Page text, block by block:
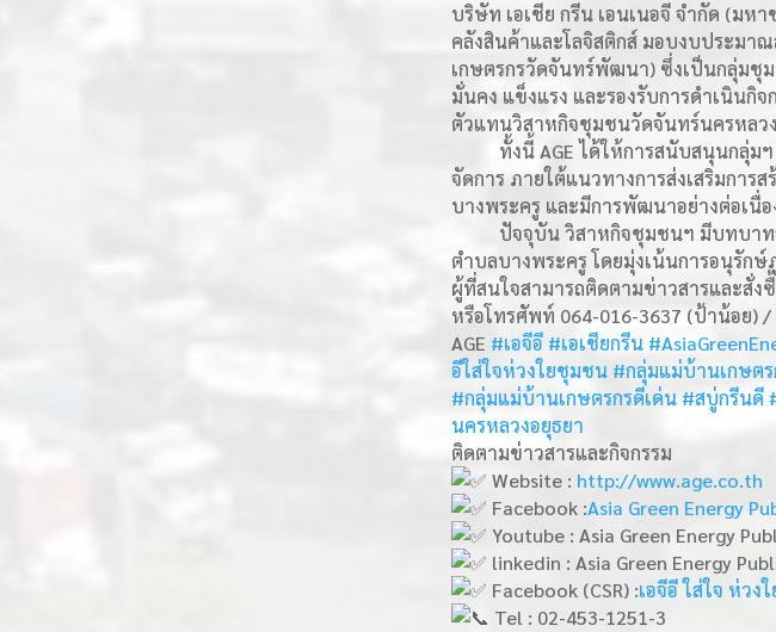
บริษัท เอเชีย กรีน เอนเนอจี จำกัด (มห
คลังสินค้าและโลจิสติกส์ มอบงบประม
เกษตรกรวัดจันทร์พัฒนา) ซึ่งเป็นกลุ่มชุ
มั่นคง แข็งแรง และรองรับการดำเนินกิ
ตัวแทนวิสาหกิจชุมชนวัดจันทร์นครหลว
ทั้งนี้ AGE ได้ให้การสนับสนุนกลุ่มฯ
จัดการ ภายใต้แนวทางการส่งเสริมกา
บางพระครู และมีการพัฒนาอย่างต่อเนื่
ปัจจุบัน วิสาหกิจชุมชนฯ มีบทบาทส
ตำบลบางพระครู โดยมุ่งเน้นการอนุรัก
ผู้ที่สนใจสามารถติดตามข่าวสารและสั่ง
หรือโทรศัพท์ 064-016-3637 (ป้าน้อย)
AGE #เอจีอี #เอเชียกรีน
อีใส่ใจห่วงใยชุมชน #กลุ่มแม่บ้านเกษต
#กลุ่มแม่บ้านเกษตรกรดีเด่น #สบู่กรีนดี
นครหลวงอยุธยา
ติดตามข่าวสารและกิจกรรม
Website : http://www.age.co.th
Facebook :Asia Green Energy
Youtube : Asia Green Energy
linkedin : Asia Green Energy
Facebook (CSR) :เอจีอี ใส่ใจ ห่วง
Tel : 02-453-1251-3